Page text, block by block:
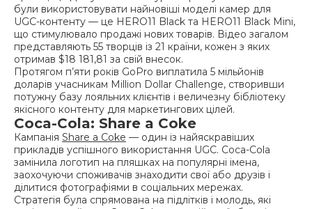
були використовувати найновіші моделі камер для
UGC-контенту — це HERO11 Black та HERO11 Black Mini,
що стимулювало продажі нових товарів. Відео загалом
представляють 55 творців із 21 країни, кожен з яких
отримав $18 181,81 за свій внесок.
Протягом п’яти років GoPro виплатила 5 мільйонів
доларів учасникам Million Dollar Challenge, створивши
потужну базу лояльних клієнтів і величезну бібліотеку
якісного контенту для маркетингових цілей.
Coca-Cola: Share a Coke
Кампанія Share a Coke — один із найяскравіших
прикладів успішного використання UGC. Coca-Cola
замінила логотип на пляшках на популярні імена,
заохочуючи споживачів знаходити свої або друзів і
ділитися фотографіями в соціальних мережах.
Стратегія була спрямована на підлітків і молодь, які